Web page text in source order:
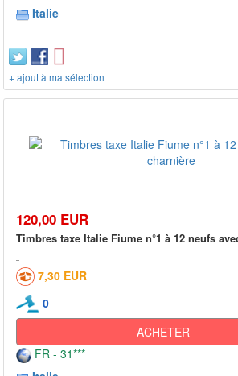
Italie
+ ajout à ma sélection
120,00 EUR
Timbres taxe Italie Fiume n°1 à 12 neufs
7,30 EUR
0
ACHETER
FR - 31***